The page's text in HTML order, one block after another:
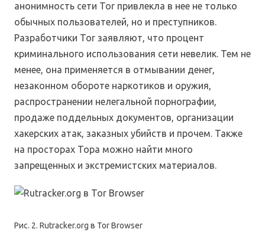
анонимность сети Tor привлекла в нее не только
обычных пользователей, но и преступников.
Разработчики Tor заявляют, что процент
криминального использования сети невелик. Тем не
менее, она применяется в отмывании денег,
незаконном обороте наркотиков и оружия,
распространении нелегальной порнографии,
продаже поддельных документов, организации
хакерских атак, заказных убийств и прочем. Также
на просторах Тора можно найти много
запрещенных и экстремистских материалов.
Рис. 2. Rutracker.org в Tor Browser